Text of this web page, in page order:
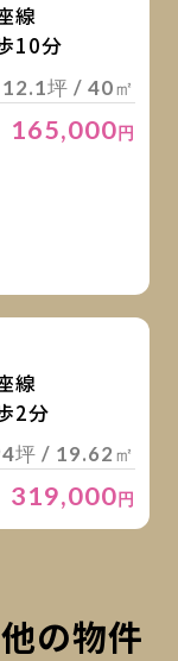
線
10分
12.1坪 / 40㎡
165,000円
線
2分
坪 / 19.62㎡
319,000 円
の物件